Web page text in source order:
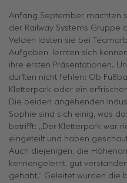
Anfang September machten
der Railway Systems Gruppe
Velden lösten sie bei
Aufgaben, lernten sich
ihre ersten Präsentationen.
durften nicht fehlen: Ob
Kletterpark oder ein
Die beiden angehenden
Sophie sind sich einig, was
betrifft: „Der Kletterpark war
eingeteilt und haben
Auch diejenigen, die
kennengelernt, gut
gehabt.“ Geleitet wurden die